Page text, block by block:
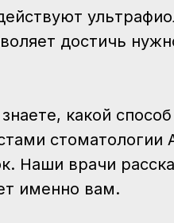
достичь
какой
стоматологии
Наши врачи
именно вам.